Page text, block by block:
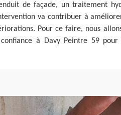
de façade, un traitement
va contribuer à
Pour ce faire, nous
à Davy Peintre 59 pour